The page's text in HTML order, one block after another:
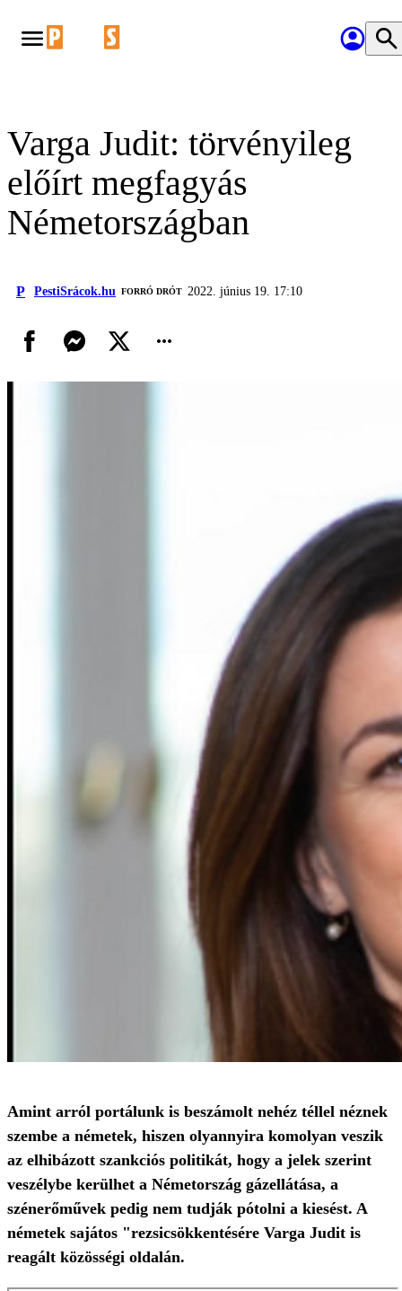
Varga Judit: törvényileg
előírt megfagyás
Németországban
P PestiSrácok.hu FORRÓ DRÓT 2022. június 19. 17:10
Amint arról portálunk is beszámolt nehéz téllel néznek
szembe a németek, hiszen olyannyira komolyan veszik
az elhibázott szankciós politikát, hogy a jelek szerint
veszélybe kerülhet a Németország gázellátása, a
szénerőművek pedig nem tudják pótolni a kiesést. A
németek sajátos "rezsicsökkentésére Varga Judit is
reagált közösségi oldalán.